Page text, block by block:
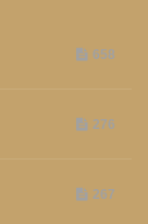
658
276
267